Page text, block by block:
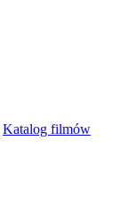
Katalog filmów